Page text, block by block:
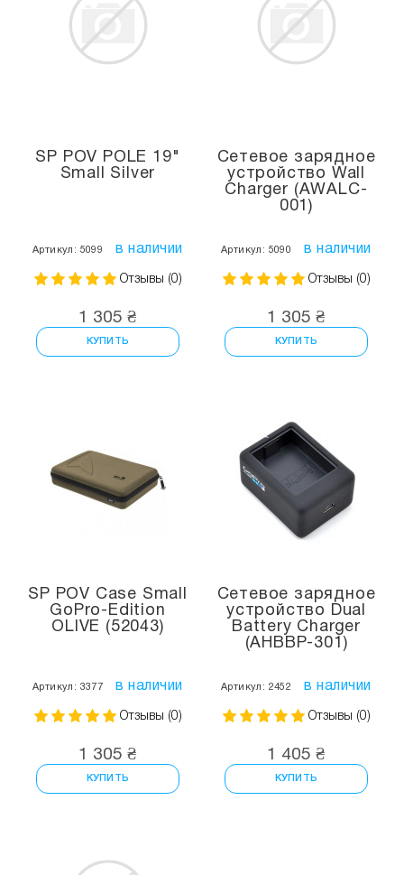
SP POV POLE 19"
Small Silver
Артикул: 5099 в наличии
Отзывы (0)
1 305 ₴
КУПИТЬ
Сетевое зарядное
устройство Wall
Charger (AWALC-
001)
Артикул: 5090 в наличии
Отзывы (0)
1 305 ₴
КУПИТЬ
SP POV Case Small
GoPro-Edition
OLIVE (52043)
Артикул: 3377 в наличии
Отзывы (0)
1 305 ₴
КУПИТЬ
Сетевое зарядное
устройство Dual
Battery Charger
(AHBBP-301)
Артикул: 2452 в наличии
Отзывы (0)
1 405 ₴
КУПИТЬ